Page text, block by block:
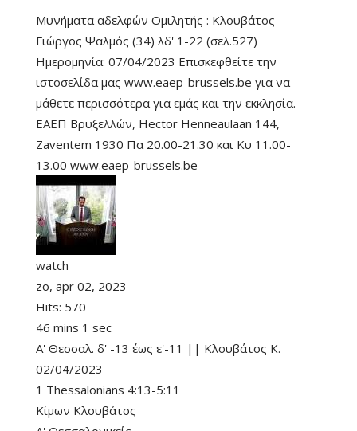
Μυνήματα αδελφών Ομιλητής : Κλουβάτος
Γιώργος Ψαλμός (34) λδ' 1-22 (σελ.527)
Ημερομηνία: 07/04/2023 Επισκεφθείτε την
ιστοσελίδα μας www.eaep-brussels.be για να
μάθετε περισσότερα για εμάς και την εκκλησία.
ΕΑΕΠ Βρυξελλών, Hector Henneaulaan 144,
Zaventem 1930 Πα 20.00-21.30 και Κυ 11.00-
13.00 www.eaep-brussels.be
watch
zo, apr 02, 2023
Hits: 570
46 mins 1 sec
Α' Θεσσαλ. δ' -13 έως ε'-11 || Κλουβάτος Κ.
02/04/2023
1 Thessalonians 4:13-5:11
Κίμων Κλουβάτος